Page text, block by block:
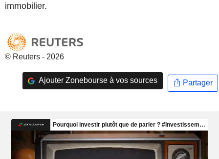
immobilier.
© Reuters - 2026
Ajouter Zonebourse à vos sources Partager